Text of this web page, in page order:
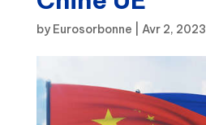
by Eurosorbonne Avr 2, 2023